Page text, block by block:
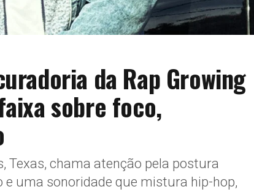
da Rap Growing
sobre foco,
Texas, chama atenção pela postura
uma sonoridade que mistura hip-hop,